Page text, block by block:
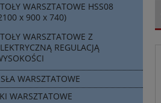
WARSZTATOWE HSS08
x 900 x 740)
WARSZTATOWE Z
REGULACJĄ
WARSZTATOWE
WARSZTATOWE